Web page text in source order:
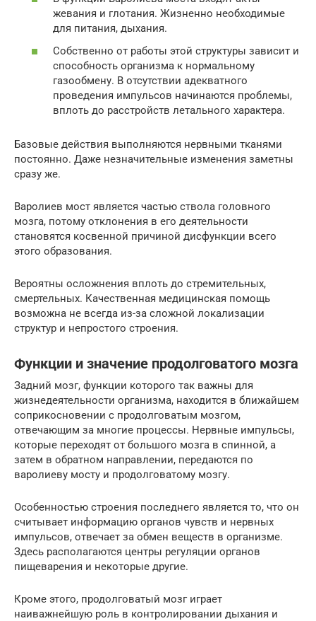
жевания и глотания. Жизненно необходимые
для питания, дыхания.
Собственно от работы этой структуры зависит и
способность организма к нормальному
газообмену. В отсутствии адекватного
проведения импульсов начинаются проблемы,
вплоть до расстройств летального характера.
Базовые действия выполняются нервными тканями
постоянно. Даже незначительные изменения заметны
сразу же.
Варолиев мост является частью ствола головного
мозга, потому отклонения в его деятельности
становятся косвенной причиной дисфункции всего
этого образования.
Вероятны осложнения вплоть до стремительных,
смертельных. Качественная медицинская помощь
возможна не всегда из-за сложной локализации
структур и непростого строения.
Функции и значение продолговатого мозга
Задний мозг, функции которого так важны для
жизнедеятельности организма, находится в ближайшем
соприкосновении с продолговатым мозгом,
отвечающим за многие процессы. Нервные импульсы,
которые переходят от большого мозга в спинной, а
затем в обратном направлении, передаются по
варолиеву мосту и продолговатому мозгу.
Особенностью строения последнего является то, что он
считывает информацию органов чувств и нервных
импульсов, отвечает за обмен веществ в организме.
Здесь располагаются центры регуляции органов
пищеварения и некоторые другие.
Кроме этого, продолговатый мозг играет
наиважнейшую роль в контролировании дыхания и